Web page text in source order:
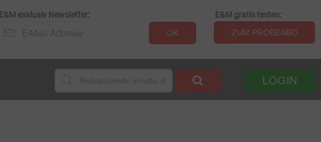
E&M exklusiv Newsletter:
OK
E&M gratis testen:
ZUM PROBEABO
LOGIN